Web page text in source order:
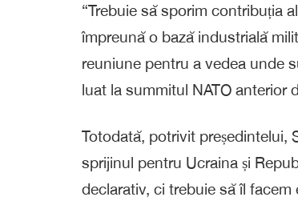
“Trebuie să sporim contribuția
împreună o bază industrială
reuniune pentru a vedea unde
luat la summitul NATO anterior
Totodată, potrivit președintelui,
sprijinul pentru Ucraina și
declarativ, ci trebuie să îl